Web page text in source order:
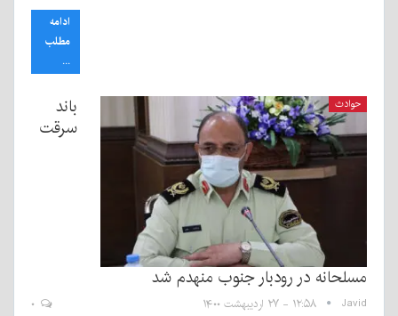
ادامه
مطلب
...
حوادث
باند
سرقت
مسلحانه در رودبار جنوب منهدم شد
Javid ۱۲:۵۸ - ۲۷ اردیبهشت ۱۴۰۰